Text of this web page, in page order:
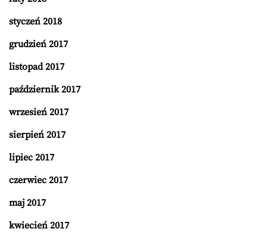
styczeń 2018
grudzień 2017
listopad 2017
październik 2017
wrzesień 2017
sierpień 2017
lipiec 2017
czerwiec 2017
maj 2017
kwiecień 2017